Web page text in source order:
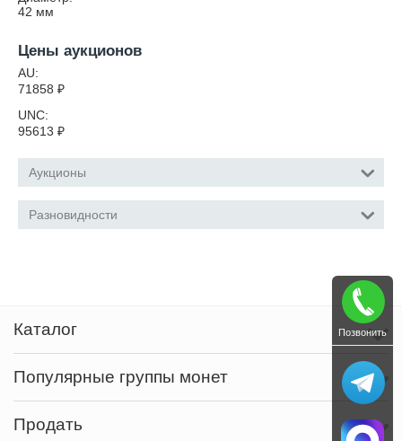
42 мм
Цены аукционов
AU:
71858 ₽
UNC:
95613 ₽
Аукционы
Разновидности
Каталог
Популярные группы монет
Продать
Позвонить